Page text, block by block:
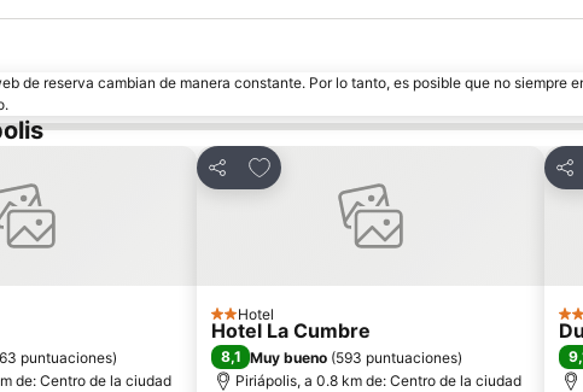
de reserva cambian de manera constante. Por lo tanto, es posible que no siempre
puntuaciones)
de: Centro de la ciudad
Compartir
Añadir a favoritos
2 Estrellas
Hotel
Hotel La Cumbre
8,1 Muy bueno (593 puntuaciones)
Piriápolis, a 0.8 km de: Centro de la ciudad
3